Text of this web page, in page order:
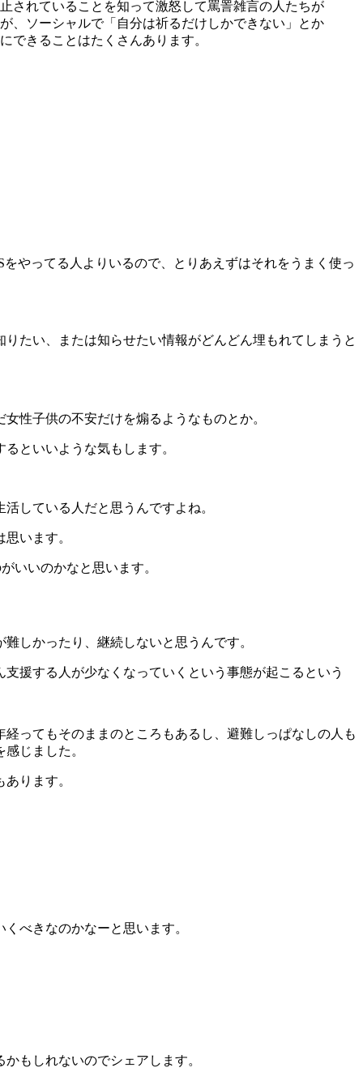
されていることを知って激怒して罵詈雑言の人たちが
、ソーシャルで「自分は祈るだけしかできない」とか
できることはたくさんあります。
やってる人よりいるので、とりあえずはそれをうまく使っ
たい、または知らせたい情報がどんどん埋もれてしまうと
性子供の不安だけを煽るようなものとか。
といいような気もします。
している人だと思うんですよね。
います。
いいのかなと思います。
しかったり、継続しないと思うんです。
援する人が少なくなっていくという事態が起こるという
ってもそのままのところもあるし、避難しっぱなしの人も
じました。
ります。
べきなのかなーと思います。
もしれないのでシェアします。